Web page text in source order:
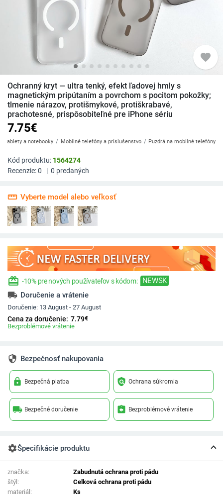
favorite
Ochranný kryt — ultra tenký, efekt ľadovej hmly s
magnetickým pripútaním a povrchom s pocitom pokožky;
tlmenie nárazov, protišmykové, protiškrabavé,
prachotesné, prispôsobiteľné pre iPhone sériu
7.75€
tablety a notebooky Mobilné telefóny a príslušenstvo Puzdrá na mobilné telefóny
Kód produktu: 1564274
Recenzie:0 | 0 predaných
straighten Vyberte model alebo veľkosť
redeem -10% pre nových používateľov s kódom: NEWSK
local_shipping Doručenie a vrátenie
Doručenie: 13 August - 27 August
Cena za doručenie: 7.79€
Bezproblémové vrátenie
security Bezpečnosť nakupovania
lock Bezpečná platba policy Ochrana súkromia
local_shipping Bezpečné doručenie assignment_return Bezproblémové vrátenie
settingsŠpecifikácie produktu
značka:
Zabudnutá ochrana proti pádu
štýl:
Celková ochrana proti pádu
materiál:
Ks